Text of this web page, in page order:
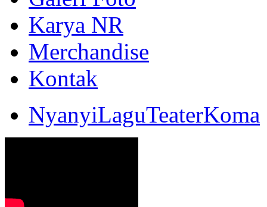
Karya NR
Merchandise
Kontak
NyanyiLaguTeaterKoma